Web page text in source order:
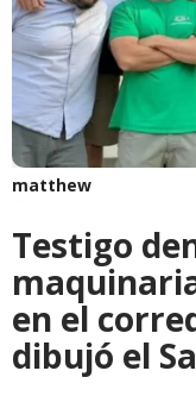
matthew
Testigo
en el
dibujó el